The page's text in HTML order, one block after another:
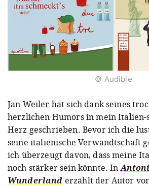
© Audible
Jan Weiler hat sich dank seines
herzlichen Humors in mein Italien-
Herz geschrieben. Bevor ich die
seine italienische Verwandtschaft
ich überzeugt davon, dass meine
noch stärker sein könnte. In
Wunderland erzählt der Autor